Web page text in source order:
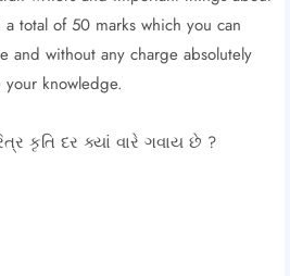
total of 50 marks which you can
and without any charge absolutely
knowledge.
કૃતિ દર ક્યાં વારે ગવાય છે ?